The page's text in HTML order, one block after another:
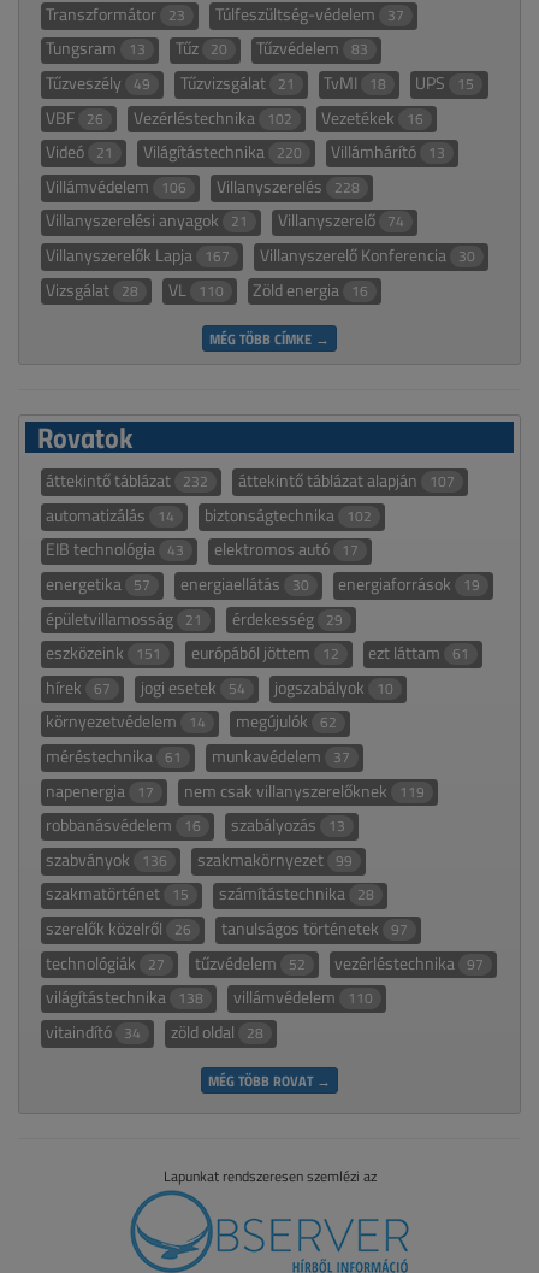
Transzformátor 23 Túlfeszültség-védelem 37
Tungsram 13 Tűz 20 Tűzvédelem 83
Tűzveszély 49 Tűzvizsgálat 21 TvMI 18 UPS 15
VBF 26 Vezérléstechnika 102 Vezetékek 16
Videó 21 Világítástechnika 220 Villámhárító 13
Villámvédelem 106 Villanyszerelés 228
Villanyszerelési anyagok 21 Villanyszerelő 74
Villanyszerelők Lapja 167 Villanyszerelő Konferencia 30
Vizsgálat 28 VL 110 Zöld energia 16
MÉG TÖBB CÍMKE →
Rovatok
áttekintő táblázat 232 áttekintő táblázat alapján 107
automatizálás 14 biztonságtechnika 102
EIB technológia 43 elektromos autó 17
energetika 57 energiaellátás 30 energiaforrások 19
épületvillamosság 21 érdekesség 29
eszközeink 151 európából jöttem 12 ezt láttam 61
hírek 67 jogi esetek 54 jogszabályok 10
környezetvédelem 14 megújulók 62
méréstechnika 61 munkavédelem 37
napenergia 17 nem csak villanyszerelőknek 119
robbanásvédelem 16 szabályozás 13
szabványok 136 szakmakörnyezet 99
szakmatörténet 15 számítástechnika 28
szerelők közelről 26 tanulságos történetek 97
technológiák 27 tűzvédelem 52 vezérléstechnika 97
világítástechnika 138 villámvédelem 110
vitaindító 34 zöld oldal 28
MÉG TÖBB ROVAT →
Lapunkat rendszeresen szemlézi az